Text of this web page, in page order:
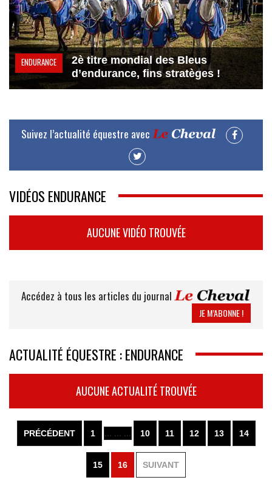
ENDURANCE
2è titre mondial des Bleus
d’endurance, fins stratèges !
Suivez l’actualité équestre avec
VIDÉOS ENDURANCE
AUCUNE VIDÉO TROUVÉE
Accédez à tous les articles du journal
JE M’ABONNE !
ACTUALITÉ ÉQUESTRE : ENDURANCE
AUCUNE ACTUALITÉ TROUVÉE
PRÉCÉDENT 1 ... ... ... 10 11 12 13 14
15 16 SUIVANT